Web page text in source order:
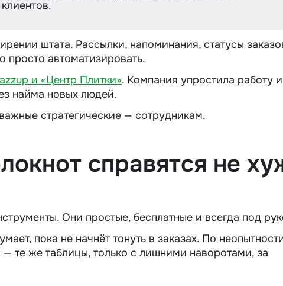
штата. Рассылки, напоминания, статусы
просто автоматизировать.
и «Центр Плитки». Компания упростила работу и
найма новых людей.
стратегические — сотрудникам.
справятся не
Они простые, бесплатные и всегда под
пока не начнёт тонуть в заказах. По
— те же таблицы, только с лишними наворотами, за